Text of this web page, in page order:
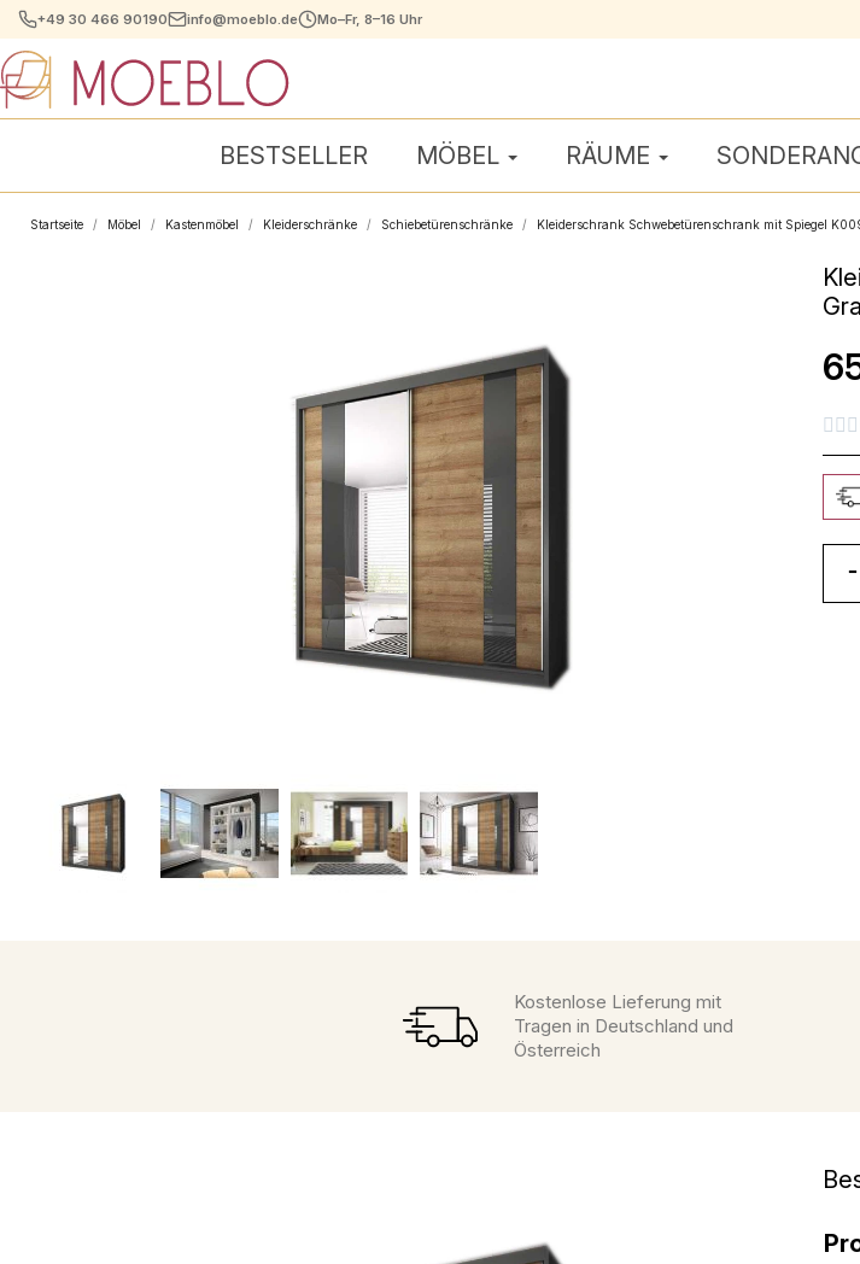
+49 30 466 90190 info@moeblo.de Mo–Fr, 8–16 Uhr
BESTSELLER MÖBEL RÄUME
Startseite Möbel Kastenmöbel Kleiderschränke Schiebetürenschränke Kleiderschrank Schwebetürenschrank mit Spiegel
  
Kostenlose Lieferung mit
Tragen in Deutschland und
Österreich